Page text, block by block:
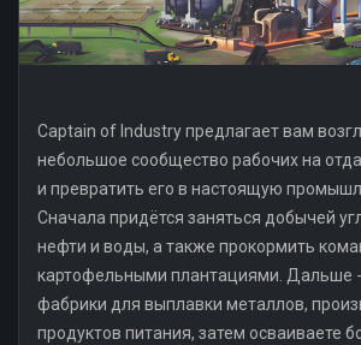
Captain of Industry предлагает вам
небольшое сообщество рабочих на
и превратить его в настоящую
Сначала придётся заняться добычей
нефти и воды, а также прокормить
картофельными плантациями. Дальше -
фабрики для выплавки металлов,
продуктов питания, затем осваиваете